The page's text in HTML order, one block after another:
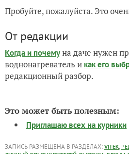
Пробуйте, пожалуйста. Это
От редакции
Когда и почемуна даче нужен
воднонагреватель и как его
редакционный разбор.
Это может быть полезным:
Приглашаю всех на курники
ЗАПИСЬ РАЗМЕЩЕНА В РАЗДЕЛАХ: VITEK,